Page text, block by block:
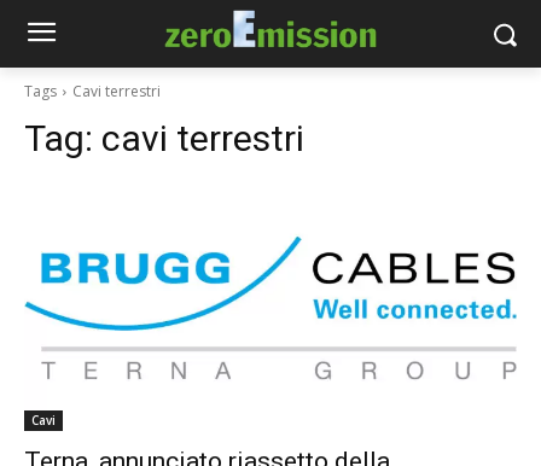
Tags Cavi terrestri
Tag: cavi terrestri
Cavi